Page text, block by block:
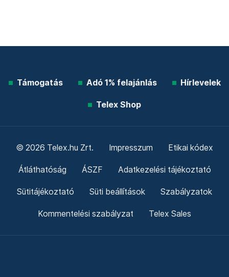
Támogatás Adó 1% felajánlás Hírlevelek
Telex Shop
© 2026 Telex.hu Zrt. Impresszum Etikai kódex
Átláthatóság ÁSZF Adatkezelési tájékoztató
Sütitájékoztató Süti beállítások Szabályzatok
Kommentelési szabályzat Telex Sales